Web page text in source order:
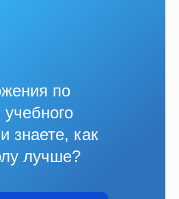
по
учебного
знаете, как
лучше?